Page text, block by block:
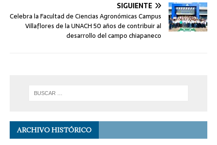
SIGUIENTE
Celebra la Facultad de Ciencias Agronómicas Campus
Villaflores de la UNACH 50 años de contribuir al
desarrollo del campo chiapaneco
ARCHIVO HISTÓRICO